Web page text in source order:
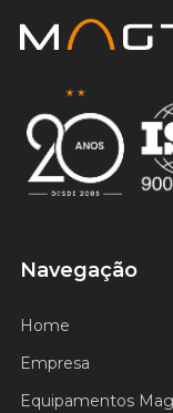
Navegação
Home
Empresa
Equipamentos